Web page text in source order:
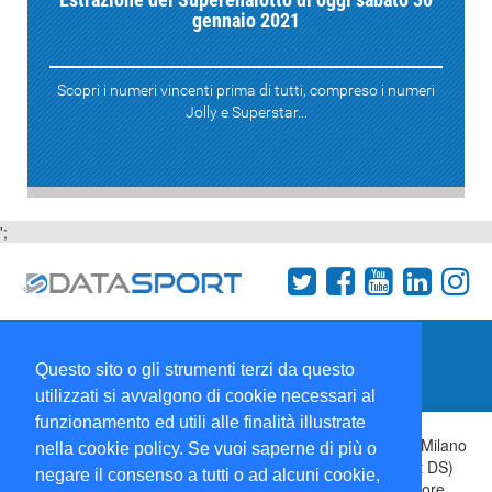
Questo sito o gli strumenti terzi da questo
utilizzati si avvalgono di cookie necessari al
funzionamento ed utili alle finalità illustrate
nella cookie policy. Se vuoi saperne di più o
negare il consenso a tutti o ad alcuni cookie,
gennaio 2021
Scopri i numeri vincenti prima di tutti, compreso i numeri
Jolly e Superstar...
';
Collabora con noi
Copyright 1995-2026 © Wise Srl Via Palmanova 8 20132 Milano
Italia - P. IVA 09072090963 | ISSN: 2499-2925 (DataSport DS)